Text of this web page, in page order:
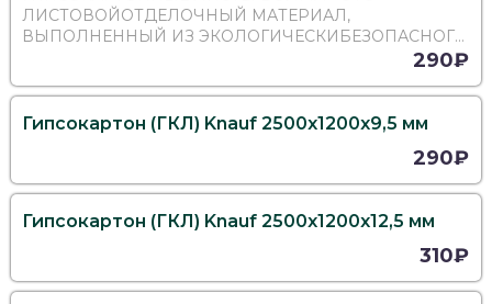
ЛИСТОВОЙОТДЕЛОЧНЫЙ МАТЕРИАЛ,
ВЫПОЛНЕННЫЙ ИЗ ЭКОЛОГИЧЕСКИБЕЗОПАСНОГО
КАРТОНОМ. ПРОДОЛЬНЫЕКРОМКИ, ТИПА УК
(УТОНЁННАЯ КРОМКА), ЗАВАЛЬЦОВАНЫКАРТ
290₽
Гипсокартон (ГКЛ) Knauf 2500х1200х9,5 мм
290₽
Гипсокартон (ГКЛ) Knauf 2500х1200х12,5 мм
310₽